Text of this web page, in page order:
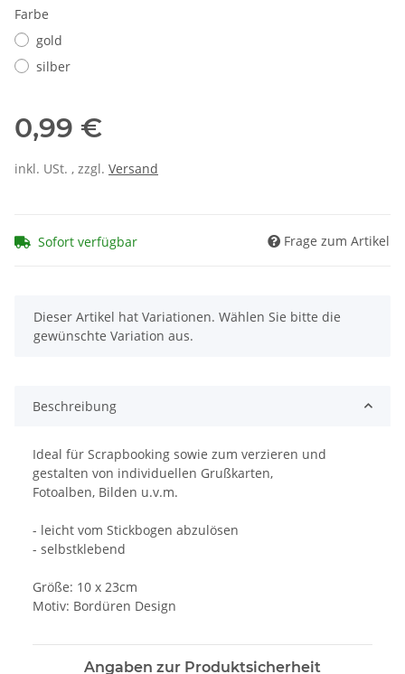
Farbe
gold
silber
0,99 €
inkl. USt. , zzgl. Versand
Sofort verfügbar Frage zum Artikel
x
Dieser Artikel hat Variationen. Wählen Sie bitte die
gewünschte Variation aus.
Beschreibung
Ideal für Scrapbooking sowie zum verzieren und
gestalten von individuellen Grußkarten,
Fotoalben, Bilden u.v.m.
- leicht vom Stickbogen abzulösen
- selbstklebend
Größe: 10 x 23cm
Motiv: Bordüren Design
Angaben zur Produktsicherheit